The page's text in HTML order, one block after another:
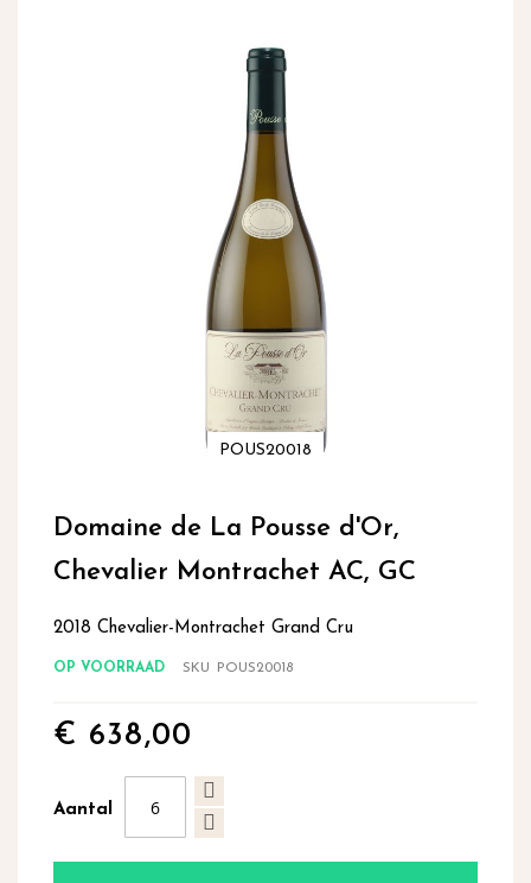
POUS20018
het
begin
van
afbeeldingen-
Domaine de La Pousse d'Or,
Chevalier Montrachet AC, GC
2018 Chevalier-Montrachet Grand Cru
OP VOORRAAD SKU POUS20018
€ 638,00
Aantal